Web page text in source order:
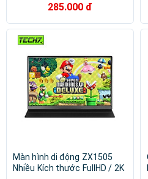
HP LaserJet 107a, 107w,
135a, 135w, 137a, 137w -
Cartridge 107A/W1107A mới
100% [Fullbox]
285.000 đ
Màn hình di động ZX1505
Nhiều Kích thước FullHD / 2K